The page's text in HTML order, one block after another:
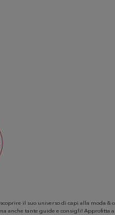
il suo universo di capi alla moda
tante guide e consigli! Approfitta